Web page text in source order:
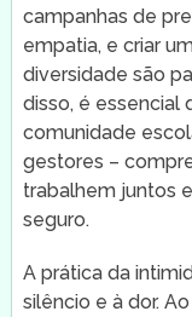
campanhas de
empatia, e criar
diversidade são
disso, é essencial
comunidade
gestores –
trabalhem juntos
seguro.
A prática da
silêncio e à dor.